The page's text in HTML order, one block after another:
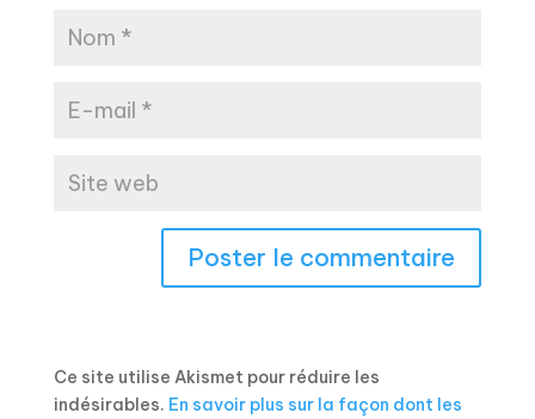
Ce site utilise Akismet pour réduire les
indésirables. En savoir plus sur la façon dont les